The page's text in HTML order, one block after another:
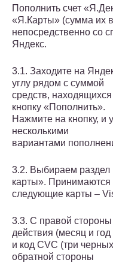
Пополнить счет
«Я.Карты» (сумма их
непосредственно со
Яндекс.
3.1. Заходите на
углу рядом с суммой
средств,
кнопку «Пополнить».
Нажмите на кнопку, и
несколькими
вариантами
3.2. Выбираем раздел
карты». Принимаются
следующие карты –
3.3. С правой
действия (месяц и
и код CVC (три
обратной стороны